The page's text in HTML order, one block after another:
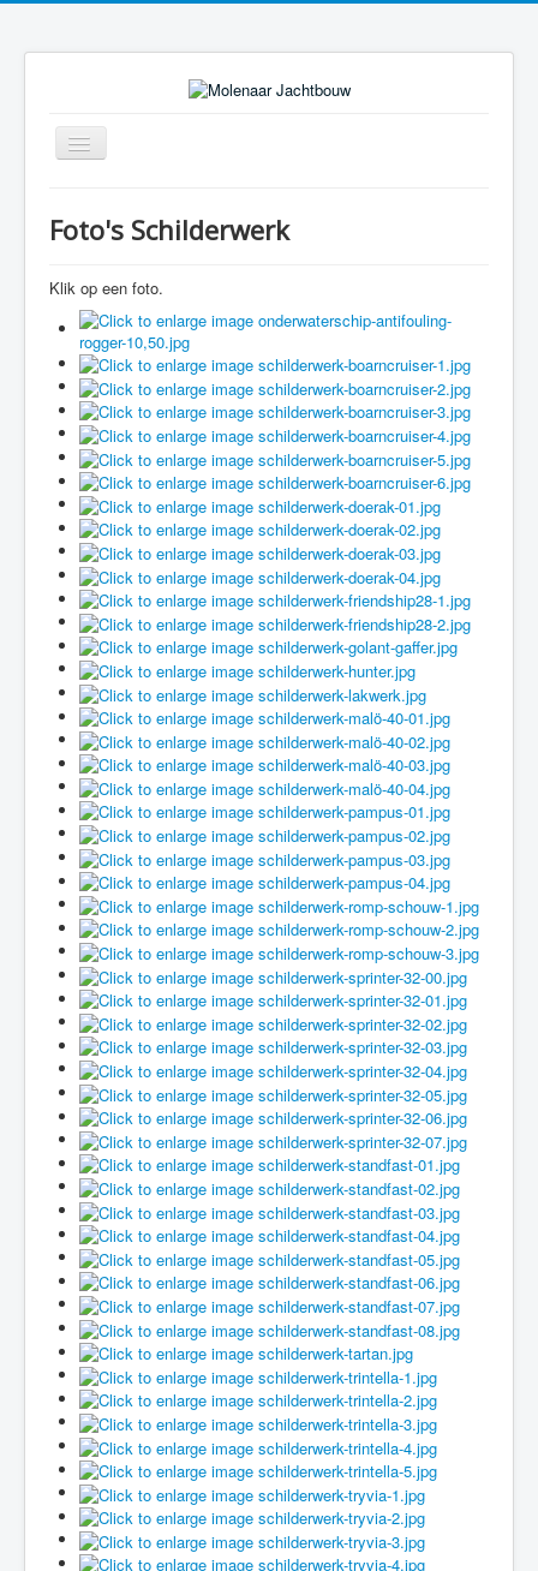
Toggle
Navigation
Foto's Schilderwerk
Klik op een foto.